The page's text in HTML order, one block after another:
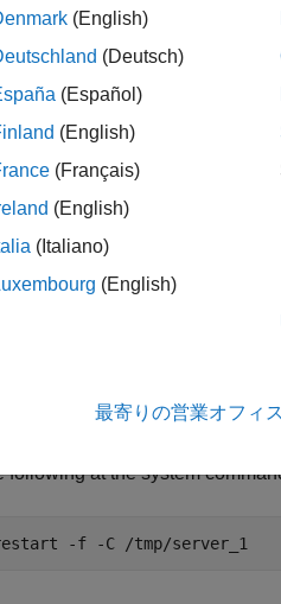
Arguments
Specify a path to
parents are
current working
Name of the
Force success
error.
following at the system
-f -C /tmp/server_1
(English)
(Deutsch)
(Español)
(English)
(Français)
(English)
(Italiano)
(English)
最寄りの営業オフィ